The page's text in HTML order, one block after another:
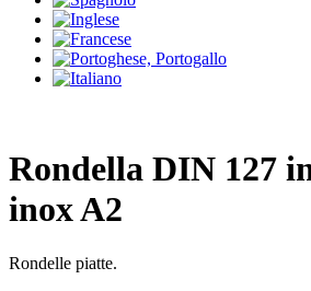
Rondella DIN 127
inox A2
Rondelle piatte.